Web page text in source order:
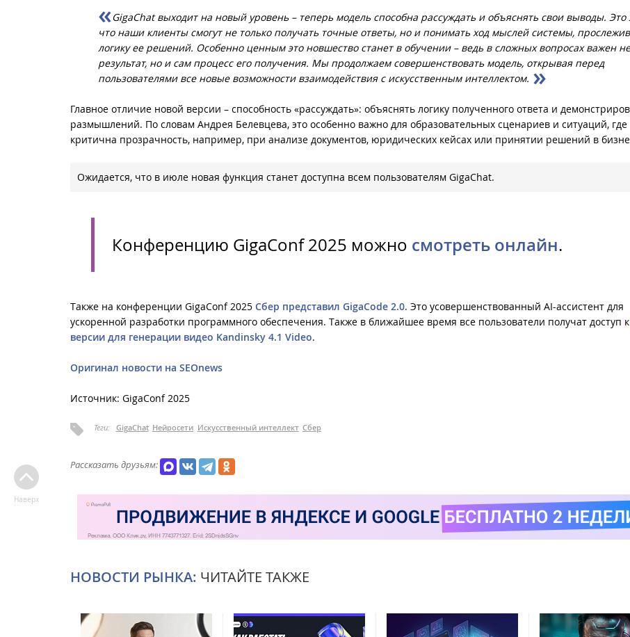
GigaChat выходит на новый уровень – теперь модель способна рассуждать и объяснять свои выводы. Это
что наши клиенты смогут не только получать точные ответы, но и понимать ход мыслей системы,
логику ее решений. Особенно ценным это новшество станет в обучении – ведь в сложных вопросах важен
результат, но и сам процесс его получения. Мы продолжаем совершенствовать модель, открывая перед
пользователями все новые возможности взаимодействия с искусственным интеллектом.
Главное отличие новой версии – способность «рассуждать»: объяснять логику полученного ответа и
размышлений. По словам Андрея Белевцева, это особенно важно для образовательных сценариев и ситуаций, где
критична прозрачность, например, при анализе документов, юридических кейсах или принятии решений в
Ожидается, что в июле новая функция станет доступна всем пользователям GigaChat.
Конференцию GigaConf 2025 можно смотреть онлайн.
Также на конференции GigaConf 2025 Сбер представил GigaCode 2.0. Это усовершенствованный AI-ассистент для
ускоренной разработки программного обеспечения. Также в ближайшее время все пользователи получат доступ к
версии для генерации видео Kandinsky 4.1 Video.
Оригинал новости на SEOnews
Источник: GigaConf 2025
Теги: GigaChat Нейросети Искусственный интеллект Сбер
Рассказать друзьям:
НОВОСТИ РЫНКА: ЧИТАЙТЕ ТАКЖЕ
Наверх